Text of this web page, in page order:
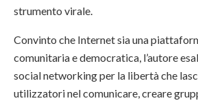
strumento virale.
Convinto che Internet sia una
comunitaria e democratica, l’autore
social networking per la libertà che
utilizzatori nel comunicare, creare